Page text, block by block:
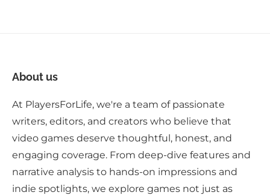
About us
At PlayersForLife, we're a team of passionate
writers, editors, and creators who believe that
video games deserve thoughtful, honest, and
engaging coverage. From deep-dive features and
narrative analysis to hands-on impressions and
indie spotlights, we explore games not just as